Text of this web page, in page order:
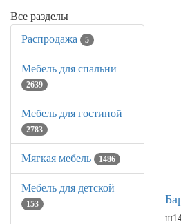
Все разделы
Распродажа
5
Мебель для спальни
2639
Мебель для гостиной
2783
Мягкая мебель 1486
Мебель для детской
153